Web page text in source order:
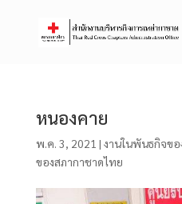
หนองคาย
พ.ค. 3, 2021 | งานในพันธกิจขอ
ของสภากาชาดไทย